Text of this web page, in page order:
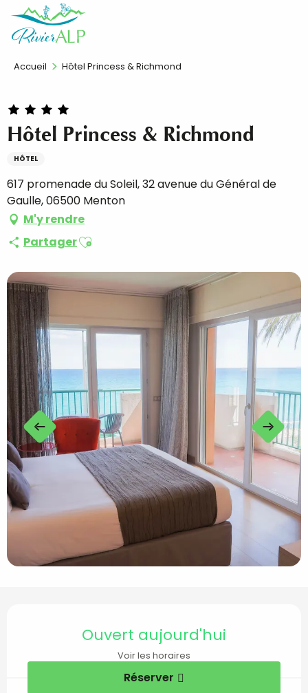
contenu
FR
Accueil Hôtel Princess & Richmond
Hôtel Princess & Richmond
HÔTEL
617 promenade du Soleil, 32 avenue du Général de
Gaulle, 06500 Menton
M'y rendre
PartagerAjouter aux favoris
Ouverture et
Ouvert aujourd'hui
Voir les horaires
Réserver